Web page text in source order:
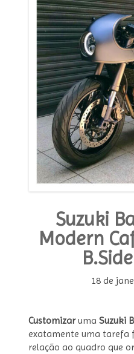
Suzuki
Modern
18 de
Customizaruma Suzuki
exatamente uma tarefa
relação ao quadro que